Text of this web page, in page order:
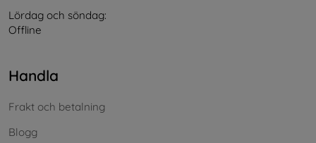
Lördag och söndag:
Offline
Handla
Frakt och betalning
Blogg